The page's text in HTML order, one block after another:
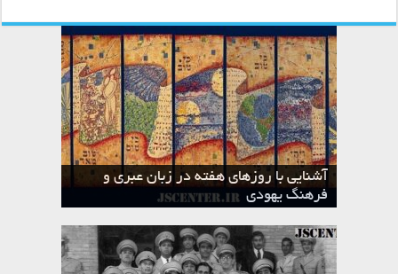
آشنایی با روزهای هفته در زبان عبری و
فرهنگ یهودی
ماه نیسان در تقویم عبری و میراث یهود
تقویم عبری
ماه شواط در تقویم عبری و میراث یهود
ماه طوت در تقویم عبری و میراث یهود
ماه حشوان در تقویم عبری و میراث یهود
ماه تیشری در تقویم عبری و میراث یهود
ماه الول در تقویم عبری و میراث یهود